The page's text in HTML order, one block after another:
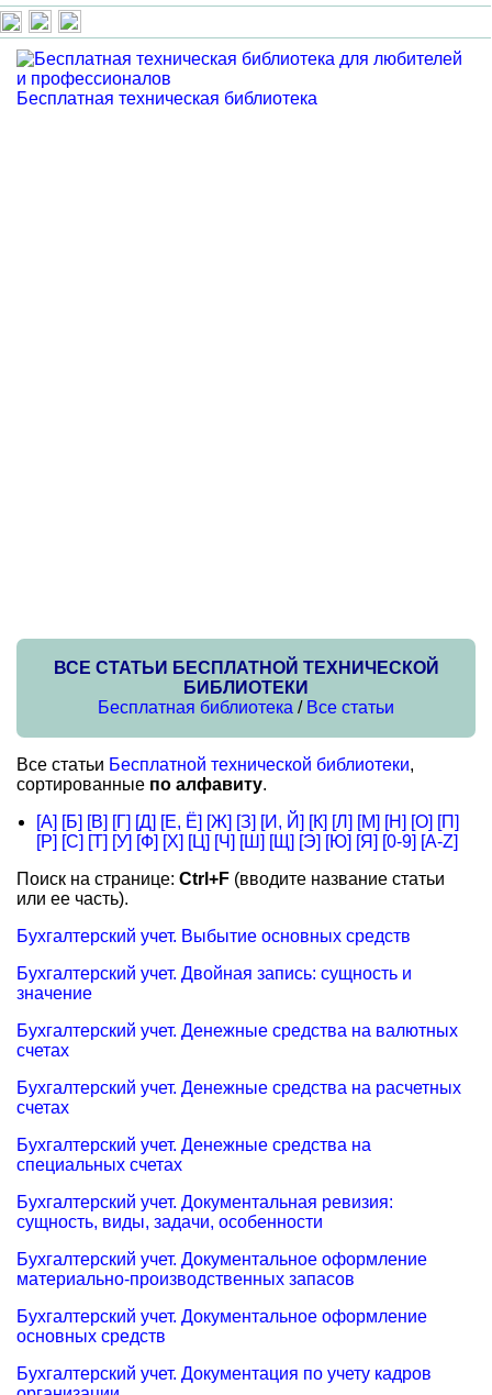
Бесплатная техническая библиотека
ВСЕ СТАТЬИ БЕСПЛАТНОЙ ТЕХНИЧЕСКОЙ
БИБЛИОТЕКИ
Бесплатная библиотека / Все статьи
Все статьи Бесплатной технической библиотеки,
сортированные по алфавиту.
[А] [Б] [В] [Г] [Д] [Е, Ё] [Ж] [З] [И, Й] [К] [Л] [М] [Н] [О] [П]
[Р] [С] [Т] [У] [Ф] [Х] [Ц] [Ч] [Ш] [Щ] [Э] [Ю] [Я] [0-9] [A-Z]
Поиск на странице: Ctrl+F (вводите название статьи
или ее часть).
Бухгалтерский учет. Выбытие основных средств
Бухгалтерский учет. Двойная запись: сущность и
значение
Бухгалтерский учет. Денежные средства на валютных
счетах
Бухгалтерский учет. Денежные средства на расчетных
счетах
Бухгалтерский учет. Денежные средства на
специальных счетах
Бухгалтерский учет. Документальная ревизия:
сущность, виды, задачи, особенности
Бухгалтерский учет. Документальное оформление
материально-производственных запасов
Бухгалтерский учет. Документальное оформление
основных средств
Бухгалтерский учет. Документация по учету кадров